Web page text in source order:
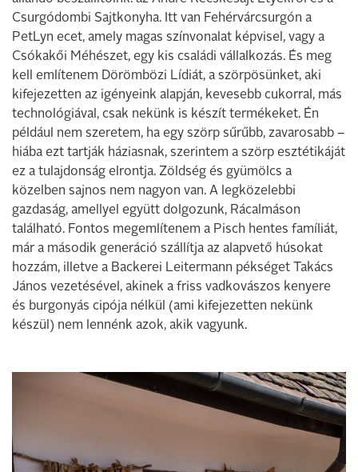
Csurgódombi Sajtkonyha. Itt van Fehérvárcsurgón a
PetLyn ecet, amely magas színvonalat képvisel, vagy a
Csókakői Méhészet, egy kis családi vállalkozás. És meg
kell említenem Dörömbözi Lídiát, a szörpösünket, aki
kifejezetten az igényeink alapján, kevesebb cukorral, más
technológiával, csak nekünk is készít termékeket. Én
például nem szeretem, ha egy szörp sűrűbb, zavarosabb –
hiába ezt tartják háziasnak, szerintem a szörp esztétikáját
ez a tulajdonság elrontja. Zöldség és gyümölcs a
közelben sajnos nem nagyon van. A legközelebbi
gazdaság, amellyel együtt dolgozunk, Rácalmáson
található. Fontos megemlítenem a Pisch hentes famíliát,
már a második generáció szállítja az alapvető húsokat
hozzám, illetve a Backerei Leitermann pékséget Takács
János vezetésével, akinek a friss vadkovászos kenyere
és burgonyás cipója nélkül (ami kifejezetten nekünk
készül) nem lennénk azok, akik vagyunk.